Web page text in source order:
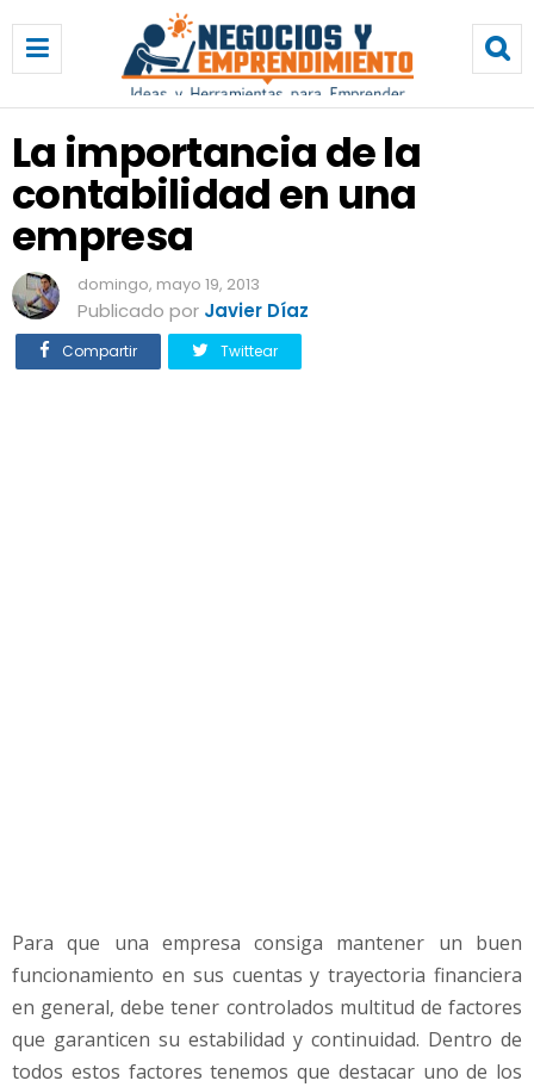
i
m
o
r
t
a
c
i
a
d
m
p
e
s
a
La importancia de la
contabilidad en una
empresa
domingo, mayo 19, 2013
Publicado por Javier Díaz
Compartir Twittear
Para que una empresa consiga mantener un buen
funcionamiento en sus cuentas y trayectoria financiera
en general, debe tener controlados multitud de factores
que garanticen su estabilidad y continuidad. Dentro de
todos estos factores tenemos que destacar uno de los